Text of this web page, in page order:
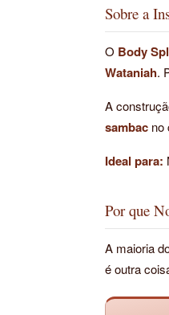
Sobre a
O Body
Wataniah.
A
sambacno
Ideal para:
Por que
A maioria
é outra